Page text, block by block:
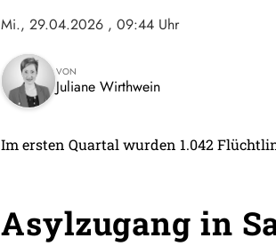
Mi., 29.04.2026 , 09:44 Uhr
VON
Juliane Wirthwein
Im ersten Quartal wurden 1.042
Asylzugang in